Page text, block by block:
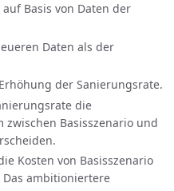
Basis von Daten der
Daten als der
der Sanierungsrate.
die
zwischen Basisszenario und
Kosten von Basisszenario
ambitioniertere